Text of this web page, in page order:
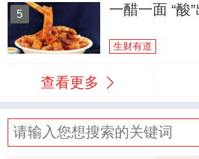
5 一醋一面 “酸
生财有道
查看更多